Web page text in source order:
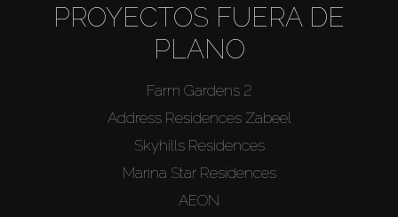
PROYECTOS FUERA DE
PLANO
Farm Gardens 2
Address Residences Zabeel
Skyhills Residences
Marina Star Residences
AEON